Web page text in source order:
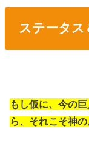
ステータス
もし仮に、今の
ら、それこそ神